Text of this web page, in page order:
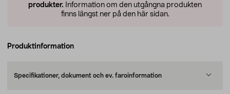
produkter. Information om den utgångna produkten
finns längst ner på den här sidan.
Produktinformation
Specifikationer, dokument och ev. faroinformation